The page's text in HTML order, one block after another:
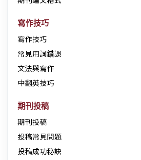
寫作技巧
寫作技巧
常見用詞錯誤
文法與寫作
中翻英技巧
期刊投稿
期刊投稿
投稿常見問題
投稿成功秘訣